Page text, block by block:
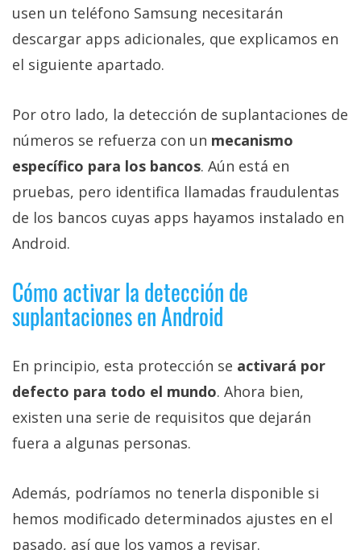
usen un teléfono Samsung necesitarán
descargar apps adicionales, que explicamos en
el siguiente apartado.
Por otro lado, la detección de suplantaciones de
números se refuerza con un mecanismo
específico para los bancos. Aún está en
pruebas, pero identifica llamadas fraudulentas
de los bancos cuyas apps hayamos instalado en
Android.
Cómo activar la detección de
suplantaciones en Android
En principio, esta protección se activará por
defecto para todo el mundo. Ahora bien,
existen una serie de requisitos que dejarán
fuera a algunas personas.
Además, podríamos no tenerla disponible si
hemos modificado determinados ajustes en el
pasado, así que los vamos a revisar.